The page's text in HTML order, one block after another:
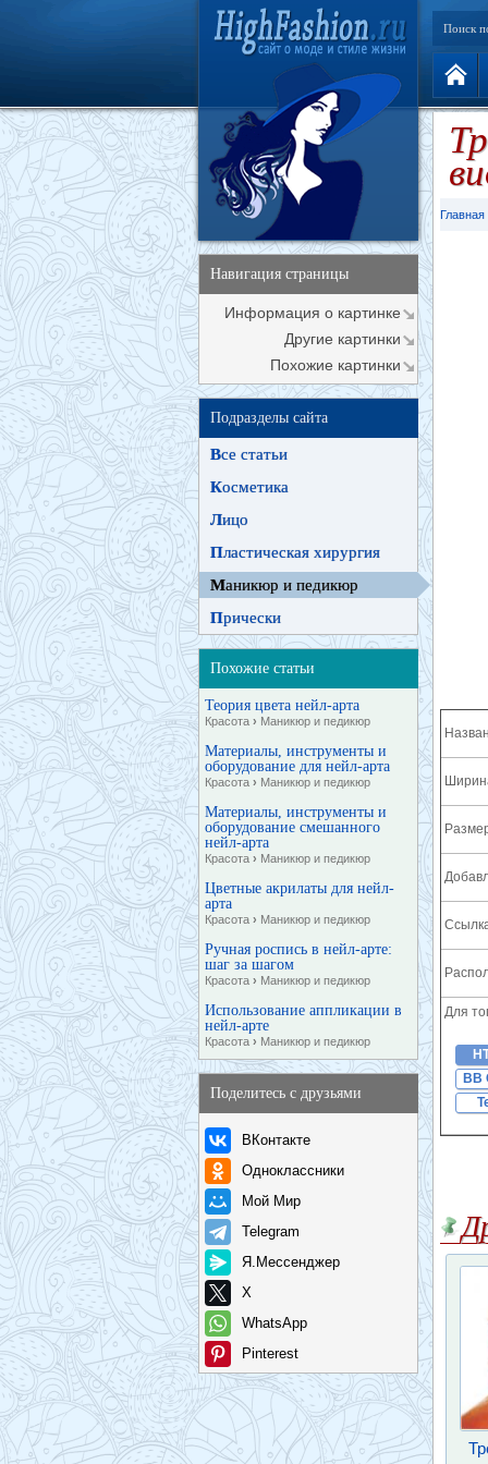
Поиск
Навигация страницы
Информация о картинке
Другие картинки
Похожие картинки
Подразделы сайта
Все статьи
Косметика
Лицо
Пластическая хирургия
Маникюр и педикюр
Прически
Похожие статьи
Теория цвета нейл-арта
Красота › Маникюр и педикюр
Материалы, инструменты и
оборудование для нейл-арта
Красота › Маникюр и педикюр
Материалы, инструменты и
оборудование смешанного
нейл-арта
Красота › Маникюр и педикюр
Цветные акрилаты для нейл-
арта
Красота › Маникюр и педикюр
Ручная роспись в нейл-арте:
шаг за шагом
Красота › Маникюр и педикюр
Использование аппликации в
нейл-арте
Красота › Маникюр и педикюр
Поделитесь с друзьями
ВКонтакте
Одноклассники
Мой Мир
Telegram
Я.Мессенджер
X
WhatsApp
Pinterest
Главная
Для
BB